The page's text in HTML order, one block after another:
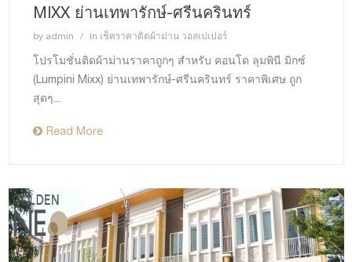
MIXX ย่านเทพารักษ์-ศรีนครินทร์
by admin in เช็คราคาติดผ้าม่าน วอลเปเปอร์
โปรโมชั่นติดผ้าม่านราคาถูกๆ สำหรับ คอนโด ลุมพินี มิกซ์
(Lumpini Mixx) ย่านเทพารักษ์-ศรีนครินทร์ ราคาพิเศษ ถูก
สุดๆ...
Read More